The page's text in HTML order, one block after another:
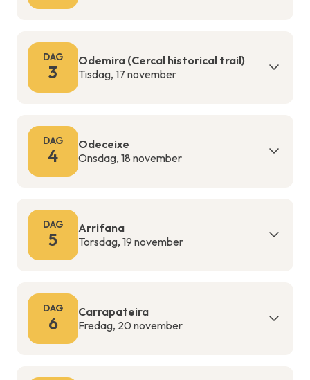
DAG
3
Odemira (Cercal historical trail)
Tisdag, 17 november
DAG
4
Odeceixe
Onsdag, 18 november
DAG
5
Arrifana
Torsdag, 19 november
DAG
6
Carrapateira
Fredag, 20 november